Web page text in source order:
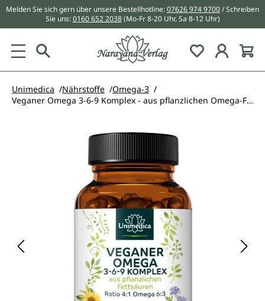
springen
Melden Sie sich gern über unsere Bestellhotline:07626 974 9700/ Schreiben
Sie uns:0160 652 2038 (Mo-Fr 8-20 Uhr, Sa 8-12 Uhr)
Du hast 0
Unimedica Nährstoffe
Omega-3
Veganer Omega 3-6-9 Komplex - aus pflanzlichen Omega-Fettsäuren - 180 Softgelkapseln - vegan - von Unimedica
Bildergalerie überspringen